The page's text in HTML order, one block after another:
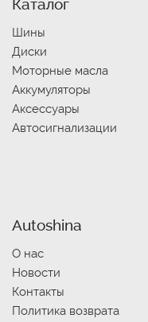
Каталог
Шины
Диски
Моторные масла
Аккумуляторы
Аксессуары
Автосигнализации
Autoshina
О нас
Новости
Контакты
Политика возврата